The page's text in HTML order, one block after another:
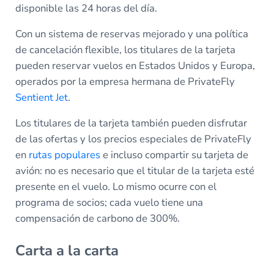
disponible las 24 horas del día.
Con un sistema de reservas mejorado y una política
de cancelación flexible, los titulares de la tarjeta
pueden reservar vuelos en Estados Unidos y Europa,
operados por la empresa hermana de PrivateFly
Sentient Jet.
Los titulares de la tarjeta también pueden disfrutar
de las ofertas y los precios especiales de PrivateFly
en rutas popularese incluso compartir su tarjeta de
avión: no es necesario que el titular de la tarjeta esté
presente en el vuelo. Lo mismo ocurre con el
programa de socios; cada vuelo tiene una
compensación de carbono de 300%.
Carta a la carta